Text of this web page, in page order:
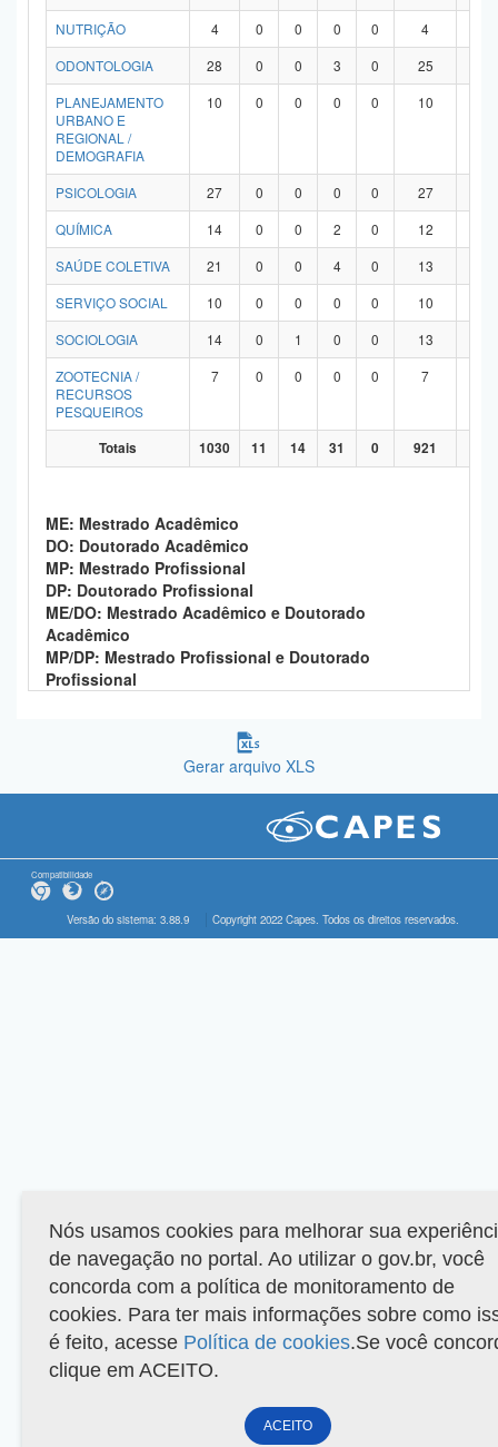
NUTRIÇÃO 4 0 0 0 0 4
ODONTOLOGIA
28 0 0 3 0 25
PLANEJAMENTO
URBANO E
REGIONAL /
DEMOGRAFIA
10 0 0 0 0 10
PSICOLOGIA 27 0 0 0 0 27
QUÍMICA
14 0 0 2 0 12
SAÚDE COLETIVA
21 0 0 4 0 13
SERVIÇO SOCIAL
10 0 0 0 0 10
SOCIOLOGIA
14 0 1 0 0 13
ZOOTECNIA /
RECURSOS
PESQUEIROS
7 0 0 0 0 7
Totais 1030 11 14 31 0 921
ME: Mestrado Acadêmico
DO: Doutorado Acadêmico
MP: Mestrado Profissional
DP: Doutorado Profissional
ME/DO: Mestrado Acadêmico e Doutorado
Acadêmico
MP/DP: Mestrado Profissional e Doutorado
Profissional
Gerar arquivo XLS
Compatibilidade
Versão do sistema: 3.88.9 Copyright 2022 Capes. Todos os direitos reservados.
Nós usamos cookies para melhorar sua
de navegação no portal. Ao utilizar o gov.br, você
concorda com a política de monitoramento de
cookies. Para ter mais informações sobre como
é feito, acesse Política de cookies.Se você
clique em ACEITO.
ACEITO